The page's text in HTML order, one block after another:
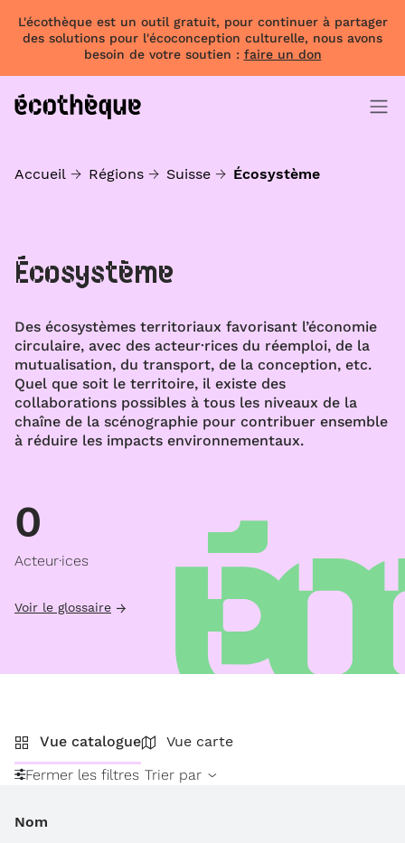
L'écothèque est un outil gratuit, pour continuer à partager
des solutions pour l'écoconception culturelle, nous avons
besoin de votre soutien : faire un don
Accueil Régions Suisse Écosystème
Écosystème
Des écosystèmes territoriaux favorisant l’économie
circulaire, avec des acteur·rices du réemploi, de la
mutualisation, du transport, de la conception, etc.
Quel que soit le territoire, il existe des
collaborations possibles à tous les niveaux de la
chaîne de la scénographie pour contribuer ensemble
à réduire les impacts environnementaux.
0
Acteur·ices
Voir le glossaire
Vue catalogue
Vue carte
Fermer les filtres Trier par
Nom